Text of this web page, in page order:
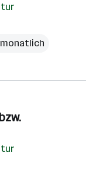
monatlich